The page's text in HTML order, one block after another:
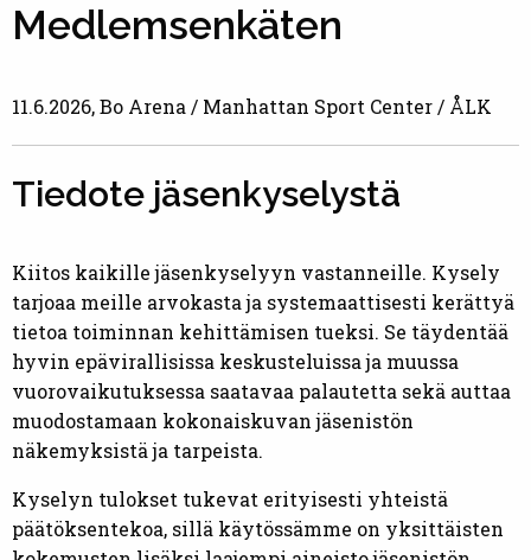
Medlemsenkäten
11.6.2026, Bo Arena / Manhattan Sport Center / ÅLK
Tiedote jäsenkyselystä
Kiitos kaikille jäsenkyselyyn vastanneille. Kysely
tarjoaa meille arvokasta ja systemaattisesti kerättyä
tietoa toiminnan kehittämisen tueksi. Se täydentää
hyvin epävirallisissa keskusteluissa ja muussa
vuorovaikutuksessa saatavaa palautetta sekä auttaa
muodostamaan kokonaiskuvan jäsenistön
näkemyksistä ja tarpeista.
Kyselyn tulokset tukevat erityisesti yhteistä
päätöksentekoa, sillä käytössämme on yksittäisten